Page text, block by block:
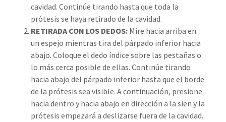
cavidad. Continúe tirando hasta que toda la
prótesis se haya retirado de la cavidad.
RETIRADA CON LOS DEDOS:Mire hacia arriba en
un espejo mientras tira del párpado inferior hacia
abajo. Coloque el dedo índice sobre las pestañas o
lo más cerca posible de ellas. Continúe tirando
hacia abajo del párpado inferior hasta que el borde
de la prótesis sea visible. A continuación, presione
hacia dentro y hacia abajo en dirección a la sien y la
prótesis empezará a deslizarse fuera de la cavidad.